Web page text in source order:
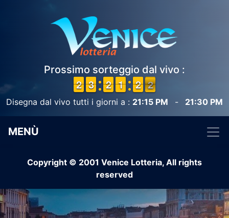
Prossimo sorteggio dal vivo :
1
1
2
2 2
2
3
3 1
1
2
2 1
1
1
1 1
1
2
2 2
2
1
Disegna dal vivo tutti i giorni a : 21:15 PM - 21:30 PM
MENÙ
Copyright © 2001 Venice Lotteria, All rights
reserved